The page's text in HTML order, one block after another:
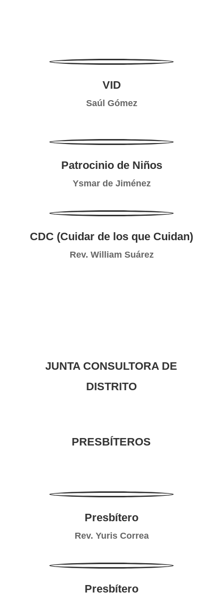
VID
Saúl Gómez
Patrocinio de Niños
Ysmar de Jiménez
CDC (Cuidar de los que Cuidan)
Rev. William Suárez
JUNTA CONSULTORA DE
DISTRITO
PRESBÍTEROS
Presbítero
Rev. Yuris Correa
Presbítero